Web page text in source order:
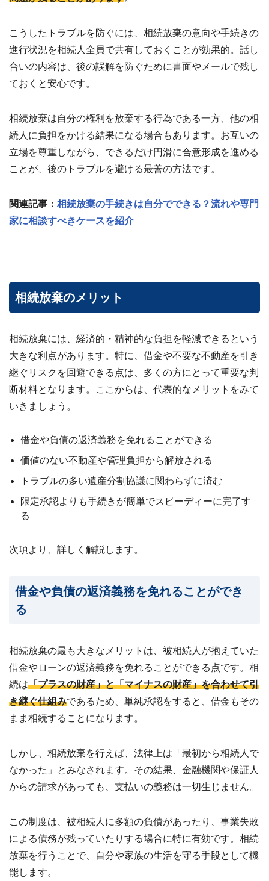
こうしたトラブルを防ぐには、相続放棄の意向や手続きの
進行状況を相続人全員で共有しておくことが効果的。話し
合いの内容は、後の誤解を防ぐために書面やメールで残し
ておくと安心です。
相続放棄は自分の権利を放棄する行為である一方、他の相
続人に負担をかける結果になる場合もあります。お互いの
立場を尊重しながら、できるだけ円滑に合意形成を進める
ことが、後のトラブルを避ける最善の方法です。
関連記事： 相続放棄の手続きは自分でできる？流れや専門
家に相談すべきケースを紹介
相続放棄のメリット
相続放棄には、経済的・精神的な負担を軽減できるという
大きな利点があります。特に、借金や不要な不動産を引き
継ぐリスクを回避できる点は、多くの方にとって重要な判
断材料となります。ここからは、代表的なメリットをみて
いきましょう。
借金や負債の返済義務を免れることができる
価値のない不動産や管理負担から解放される
トラブルの多い遺産分割協議に関わらずに済む
限定承認よりも手続きが簡単でスピーディーに完了す
る
次項より、詳しく解説します。
借金や負債の返済義務を免れることができ
る
相続放棄の最も大きなメリットは、被相続人が抱えていた
借金やローンの返済義務を免れることができる点です。相
続は「プラスの財産」と「マイナスの財産」を合わせて引
き継ぐ仕組みであるため、単純承認をすると、借金もその
まま相続することになります。
しかし、相続放棄を行えば、法律上は「最初から相続人で
なかった」とみなされます。その結果、金融機関や保証人
からの請求があっても、支払いの義務は一切生じません。
この制度は、被相続人に多額の負債があったり、事業失敗
による債務が残っていたりする場合に特に有効です。相続
放棄を行うことで、自分や家族の生活を守る手段として機
能します。